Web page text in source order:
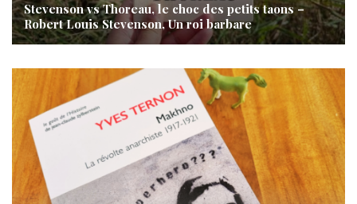
Stevenson vs Thoreau, le choc des petits taons –
Robert Louis Stevenson, Un roi barbare